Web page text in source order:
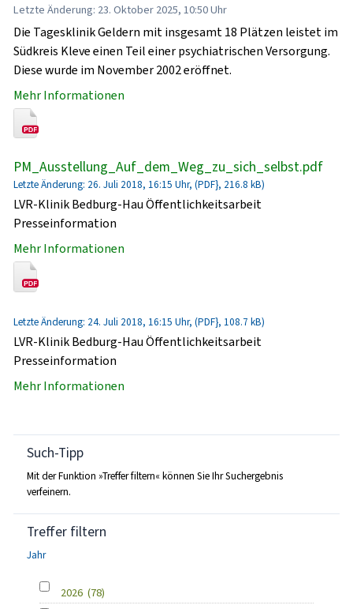
Letzte Änderung: 23. Oktober 2025, 10:50 Uhr
Die Tagesklinik Geldern mit insgesamt 18 Plätzen leistet im
Südkreis Kleve einen Teil einer psychiatrischen Versorgung.
Diese wurde im November 2002 eröffnet.
Mehr Informationen
PM_Ausstellung_Auf_dem_Weg_zu_sich_selbst.pdf
Letzte Änderung: 26. Juli 2018, 16:15 Uhr, (PDF}, 216.8 kB)
LVR-Klinik Bedburg-Hau Öffentlichkeitsarbeit
Presseinformation
Mehr Informationen
Letzte Änderung: 24. Juli 2018, 16:15 Uhr, (PDF}, 108.7 kB)
LVR-Klinik Bedburg-Hau Öffentlichkeitsarbeit
Presseinformation
Mehr Informationen
Such-Tipp
Mit der Funktion »Treffer filtern« können Sie Ihr Suchergebnis
verfeinern.
Treffer filtern
Jahr
2026 (78)